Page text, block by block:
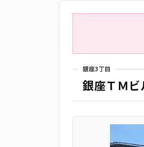
銀座3丁目
銀座ＴＭビ